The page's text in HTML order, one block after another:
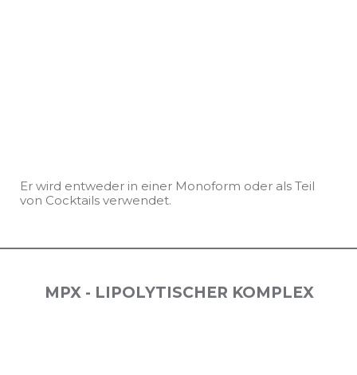
Er wird entweder in einer Monoform oder als Teil
von Cocktails verwendet.
MPX - LIPOLYTISCHER KOMPLEX